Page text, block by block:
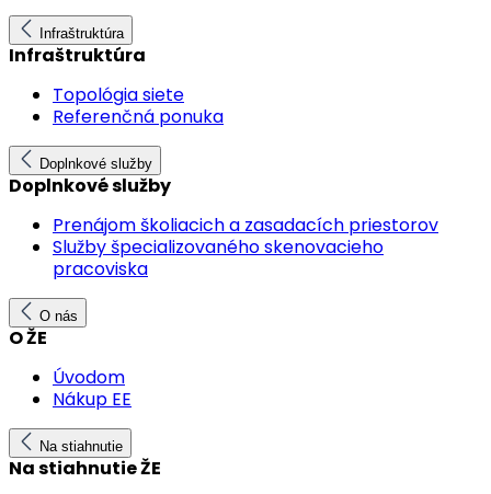
Infraštruktúra
Infraštruktúra
Topológia siete
Referenčná ponuka
Doplnkové služby
Doplnkové služby
Prenájom školiacich a zasadacích priestorov
Služby špecializovaného skenovacieho
pracoviska
O nás
O ŽE
Úvodom
Nákup EE
Na stiahnutie
Na stiahnutie ŽE